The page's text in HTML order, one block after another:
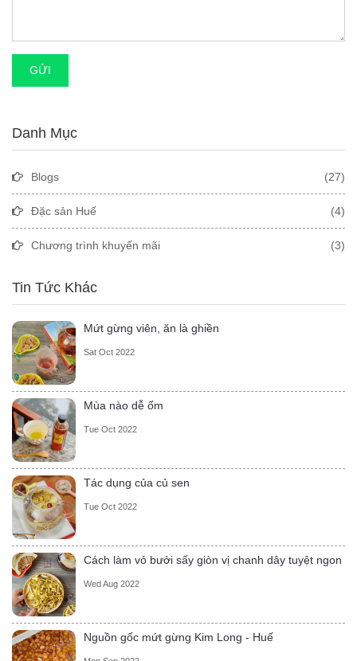
GỬI
Danh Mục
Blogs (27)
Đặc sản Huế (4)
Chương trình khuyến mãi (3)
Tin Tức Khác
Mứt gừng viên, ăn là ghiền
Sat Oct 2022
Mùa nào dễ ốm
Tue Oct 2022
Tác dụng của củ sen
Tue Oct 2022
Cách làm vỏ bưởi sấy giòn vị chanh dây tuyệt ngon
Wed Aug 2022
Nguồn gốc mứt gừng Kim Long - Huế